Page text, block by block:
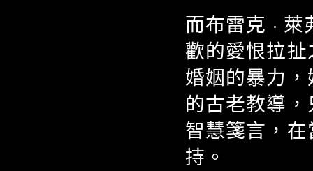
而布雷克 ·
歡的愛恨拉
婚姻的暴力
的古老教導
智慧箋言，
持。